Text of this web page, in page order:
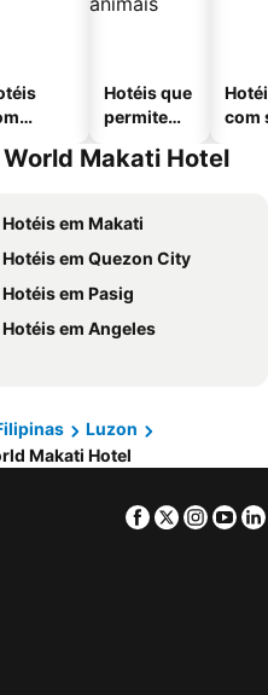
Hotéis que
permitem
com
Makati Hotel
Hotéis em Makati
Hotéis em Quezon City
Hotéis em Pasig
Hotéis em Angeles
Luzon
Makati Hotel
Facebook
Twitter